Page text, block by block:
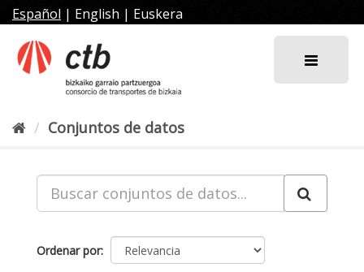
al
contenido
Español | English | Euskera
Conjuntos de datos
Ordenar por